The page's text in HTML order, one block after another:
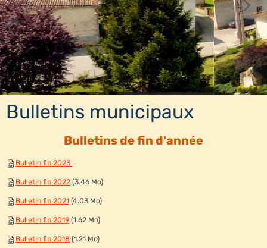
Bulletins municipaux
Bulletins de fin d'année
Bulletin fin 2023
Bulletin fin 2022 (3.46 Mo)
Bulletin fin 2021 (4.03 Mo)
Bulletin fin 2019 (1.62 Mo)
Bulletin fin 2018 (1.21 Mo)